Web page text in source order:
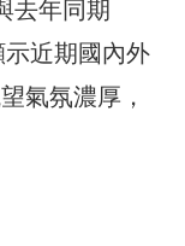
去年同期
示近期國內外
氣氛濃厚，